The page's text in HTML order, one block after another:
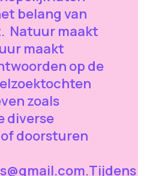
belang van
Natuur maakt
maakt
op de
zoals
diverse
doorsturen